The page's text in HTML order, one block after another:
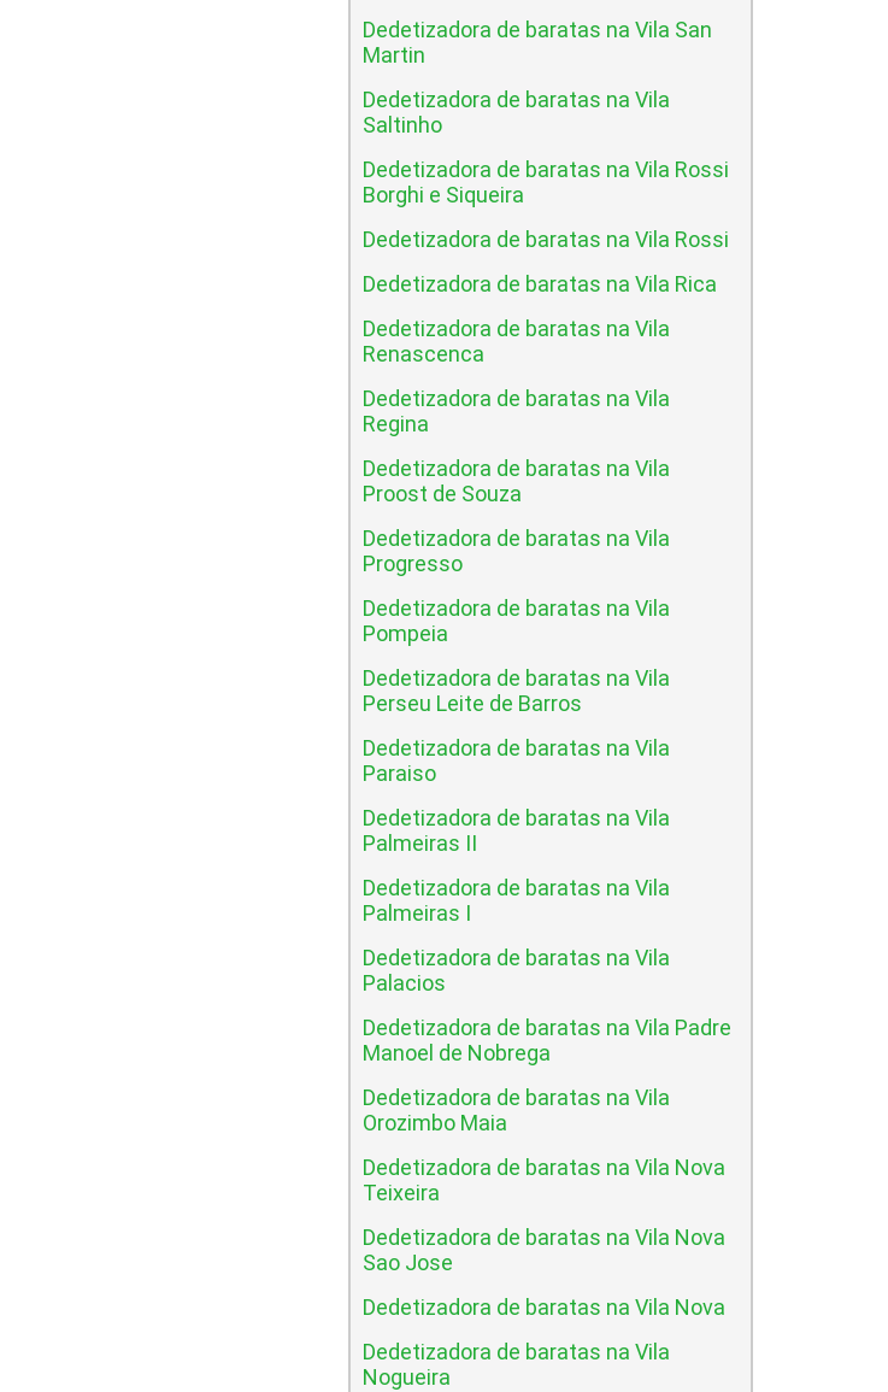
Dedetizadora de baratas na Vila San
Martin
Dedetizadora de baratas na Vila
Saltinho
Dedetizadora de baratas na Vila Rossi
Borghi e Siqueira
Dedetizadora de baratas na Vila Rossi
Dedetizadora de baratas na Vila Rica
Dedetizadora de baratas na Vila
Renascenca
Dedetizadora de baratas na Vila
Regina
Dedetizadora de baratas na Vila
Proost de Souza
Dedetizadora de baratas na Vila
Progresso
Dedetizadora de baratas na Vila
Pompeia
Dedetizadora de baratas na Vila
Perseu Leite de Barros
Dedetizadora de baratas na Vila
Paraiso
Dedetizadora de baratas na Vila
Palmeiras II
Dedetizadora de baratas na Vila
Palmeiras I
Dedetizadora de baratas na Vila
Palacios
Dedetizadora de baratas na Vila Padre
Manoel de Nobrega
Dedetizadora de baratas na Vila
Orozimbo Maia
Dedetizadora de baratas na Vila Nova
Teixeira
Dedetizadora de baratas na Vila Nova
Sao Jose
Dedetizadora de baratas na Vila Nova
Dedetizadora de baratas na Vila
Nogueira